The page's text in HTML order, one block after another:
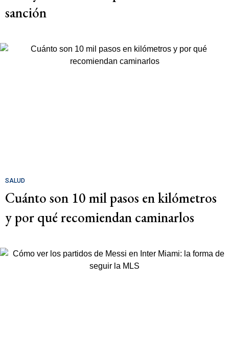
sanción
SALUD
Cuánto son 10 mil pasos en kilómetros
y por qué recomiendan caminarlos